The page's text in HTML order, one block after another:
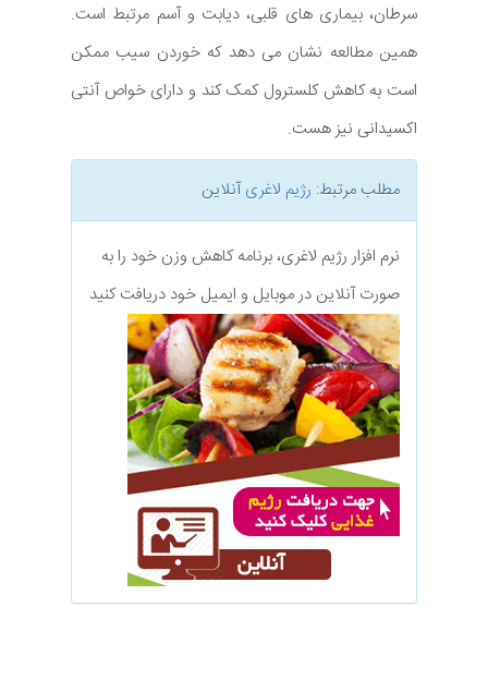
سرطان، بیماری های قلبی، دیابت و آسم مرتبط است.
همین مطالعه نشان می دهد که خوردن سیب ممکن
است به کاهش کلسترول کمک کند و دارای خواص آنتی
اکسیدانی نیز هست.
مطلب مرتبط: رژیم لاغریآنلاین
نرم افزار رژیم لاغری، برنامه کاهش وزن خود را به
صورت آنلاین در موبایل و ایمیل خود دریافت کنید